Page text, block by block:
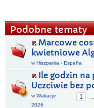
Podobne tematy
Marcowe
kwietniowe
w Hiszpania - España
Ile godzin na
Uczciwie bez
1
w Wakacje
2026